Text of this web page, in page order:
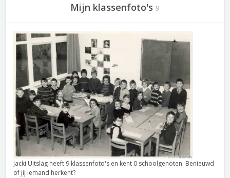
Mijn klassenfoto's 9
Jacki Uitslag heeft 9 klassenfoto's en kent 0 schoolgenoten. Benieuwd
of jij iemand herkent?